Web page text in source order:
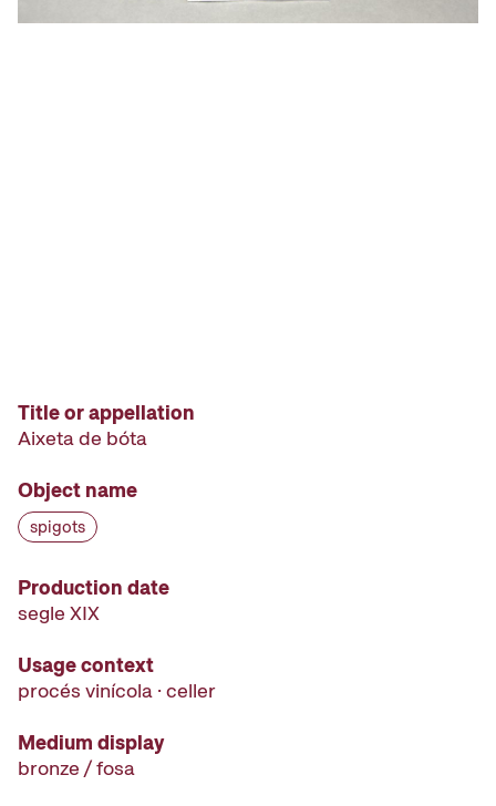
Title or appellation
Aixeta de bóta
Object name
spigots
Production date
segle XIX
Usage context
procés vinícola · celler
Medium display
bronze / fosa